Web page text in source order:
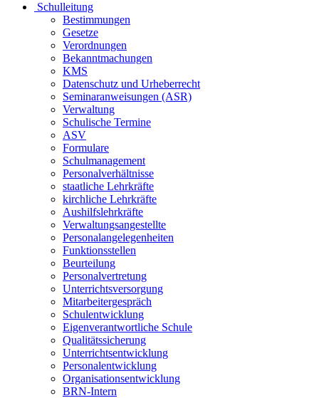
Schulleitung
Bestimmungen
Gesetze
Verordnungen
Bekanntmachungen
KMS
Datenschutz und Urheberrecht
Seminaranweisungen (ASR)
Verwaltung
Schulische Termine
ASV
Formulare
Schulmanagement
Personalverhältnisse
staatliche Lehrkräfte
kirchliche Lehrkräfte
Aushilfslehrkräfte
Verwaltungsangestellte
Personalangelegenheiten
Funktionsstellen
Beurteilung
Personalvertretung
Unterrichtsversorgung
Mitarbeitergespräch
Schulentwicklung
Eigenverantwortliche Schule
Qualitätssicherung
Unterrichtsentwicklung
Personalentwicklung
Organisationsentwicklung
BRN-Intern